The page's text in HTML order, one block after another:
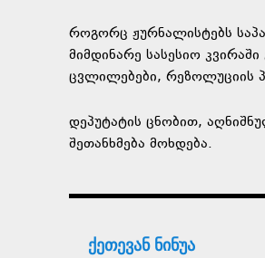
როგორც ჟურნალისტებს
მიმდინარე სასესიო
ცვლილებები, რეზოლუციის
დეპუტატის ცნობით,
შეთანხმება მოხდება.
ქეთევან ნინუა